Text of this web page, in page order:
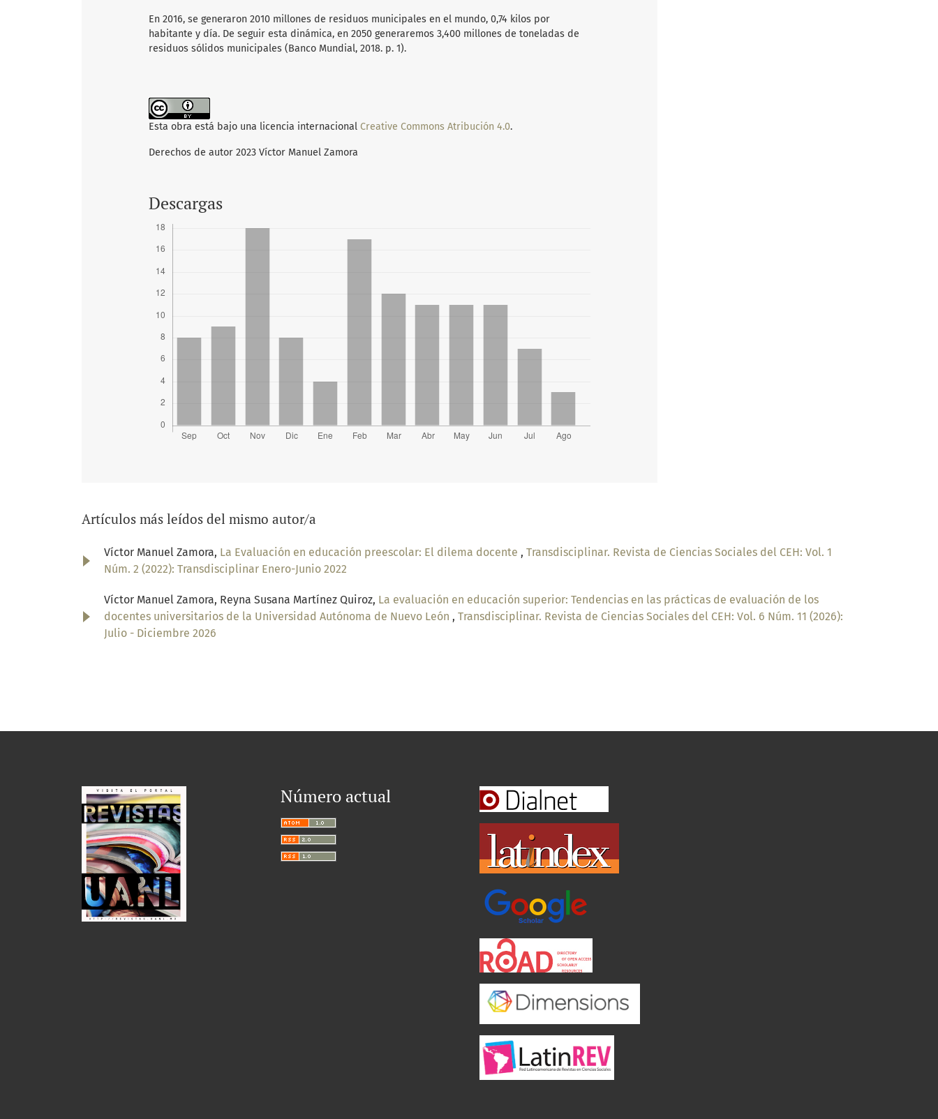
En 2016, se generaron 2010 millones de residuos municipales en el mundo, 0,74 kilos por
habitante y día. De seguir esta dinámica, en 2050 generaremos 3,400 millones de toneladas de
residuos sólidos municipales (Banco Mundial, 2018. p. 1).
Esta obra está bajo una licencia internacional Creative Commons Atribución 4.0.
Derechos de autor 2023 Víctor Manuel Zamora
Descargas
Artículos más leídos del mismo autor/a
Víctor Manuel Zamora, La Evaluación en educación preescolar: El dilema docente , Transdisciplinar. Revista de Ciencias Sociales del CEH: Vol. 1
Núm. 2 (2022): Transdisciplinar Enero-Junio 2022
Víctor Manuel Zamora, Reyna Susana Martínez Quiroz, La evaluación en educación superior: Tendencias en las prácticas de evaluación de los
docentes universitarios de la Universidad Autónoma de Nuevo León , Transdisciplinar. Revista de Ciencias Sociales del CEH: Vol. 6 Núm. 11 (2026):
Julio - Diciembre 2026
Número actual